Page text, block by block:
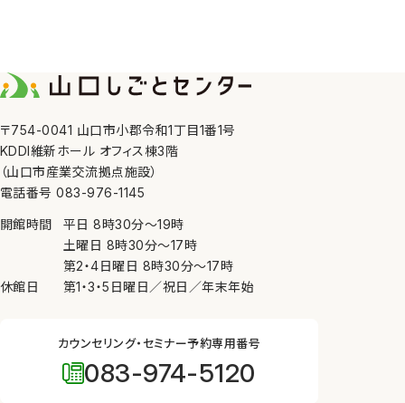
す。
6. 第三者への提供
当センターは、①利用者本人の同意がある場合、②法
令の定める場合、③人の生命、身体又は財産の保護の
の健全な育成の推進のために特に必要がある場合
（③、④については本人の同意を得ることが困難であ
るとき）を除き、個人情報を第三者に提供しません。
当センターは、個人情報の保護を図るため、内部規則
を制定し、職員に遵守させるとともに、教育、啓発を実
〒754-0041 山口市小郡令和1丁目1番1号
KDDI維新ホール オフィス棟3階
（山口市産業交流拠点施設）
電話番号 083-976-1145
開館時間 平日8時30分〜19時
土曜日 8時30分〜17時
第2・4日曜日 8時30分〜17時
休館日
第1・3・5日曜日／祝日／年末年始
カウンセリング・セミナー予約専用番号
083-974-5120